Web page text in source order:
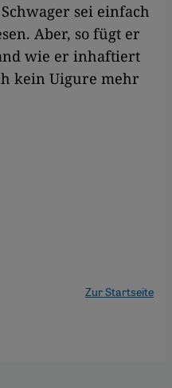
sei einfach
Aber, so fügt er
wie er inhaftiert
kein Uigure mehr
Zur Startseite